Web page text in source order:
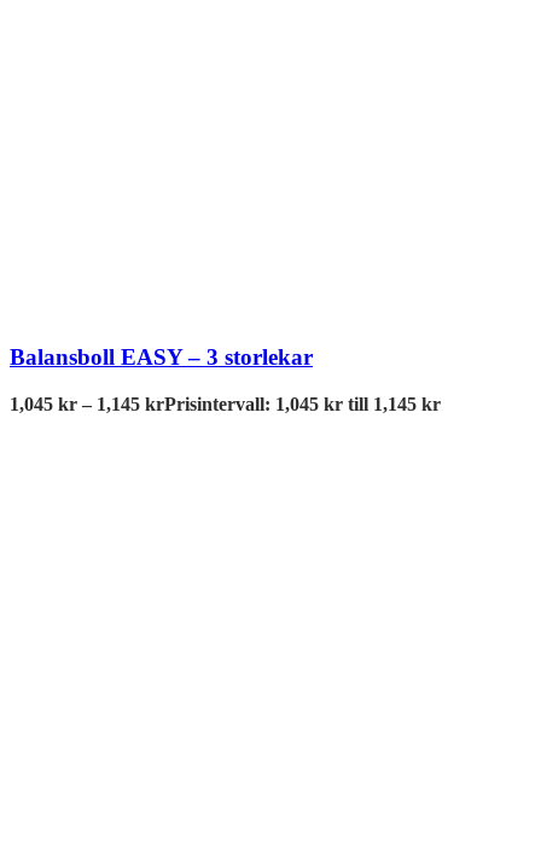
Balansboll EASY – 3 storlekar
1,045 kr – 1,145 krPrisintervall: 1,045 kr till 1,145 kr